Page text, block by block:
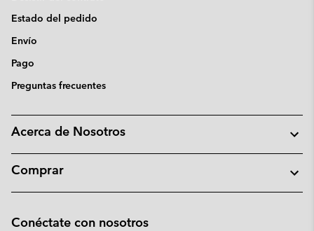
Estado del pedido
Envío
Pago
Preguntas frecuentes
Acerca de Nosotros
Comprar
Conéctate con nosotros